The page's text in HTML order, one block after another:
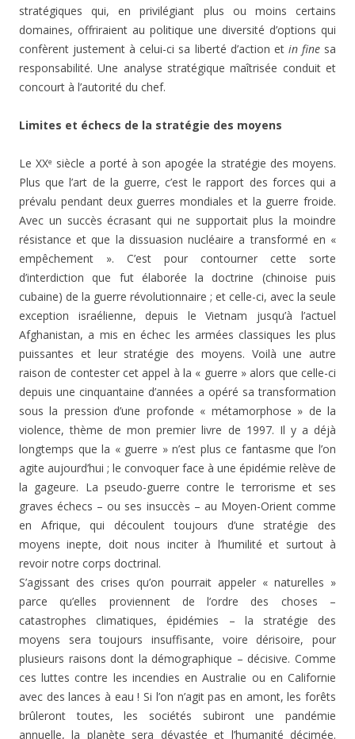
stratégiques qui, en privilégiant plus ou moins certains
domaines, offriraient au politique une diversité d’options qui
confèrent justement à celui-ci sa liberté d’action et in finesa
responsabilité. Une analyse stratégique maîtrisée conduit et
concourt à l’autorité du chef.
Limites et échecs de la stratégie des moyens
Le XXe
siècle a porté à son apogée la stratégie des moyens.
Plus que l’art de la guerre, c’est le rapport des forces qui a
prévalu pendant deux guerres mondiales et la guerre froide.
Avec un succès écrasant qui ne supportait plus la moindre
résistance et que la dissuasion nucléaire a transformé en «
empêchement ». C’est pour contourner cette sorte
d’interdiction que fut élaborée la doctrine (chinoise puis
cubaine) de la guerre révolutionnaire ; et celle-ci, avec la seule
exception israélienne, depuis le Vietnam jusqu’à l’actuel
Afghanistan, a mis en échec les armées classiques les plus
puissantes et leur stratégie des moyens. Voilà une autre
raison de contester cet appel à la « guerre » alors que celle-ci
depuis une cinquantaine d’années a opéré sa transformation
sous la pression d’une profonde « métamorphose » de la
violence, thème de mon premier livre de 1997. Il y a déjà
longtemps que la « guerre » n’est plus ce fantasme que l’on
agite aujourd’hui ; le convoquer face à une épidémie relève de
la gageure. La pseudo-guerre contre le terrorisme et ses
graves échecs – ou ses insuccès – au Moyen-Orient comme
en Afrique, qui découlent toujours d’une stratégie des
moyens inepte, doit nous inciter à l’humilité et surtout à
revoir notre corps doctrinal.
S’agissant des crises qu’on pourrait appeler « naturelles »
parce qu’elles proviennent de l’ordre des choses –
catastrophes climatiques, épidémies – la stratégie des
moyens sera toujours insuffisante, voire dérisoire, pour
plusieurs raisons dont la démographique – décisive. Comme
ces luttes contre les incendies en Australie ou en Californie
avec des lances à eau ! Si l’on n’agit pas en amont, les forêts
brûleront toutes, les sociétés subiront une pandémie
annuelle, la planète sera dévastée et l’humanité décimée.